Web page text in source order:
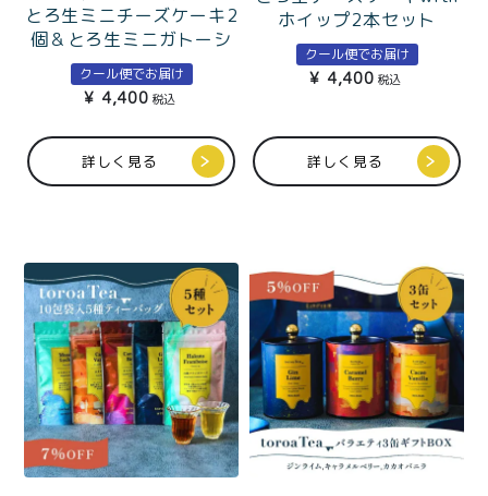
とろ生ミニチーズケーキ2
個＆とろ生ミニガトーシ
ョコラ2個セットギフト
BOX入
クール便でお届け
¥ 4,400 税込
詳しく見る
ホイップ2本セット
クール便でお届け
¥ 4,400 税込
詳しく見る